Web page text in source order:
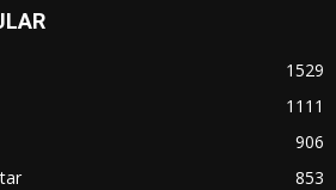
1529
1111
906
853